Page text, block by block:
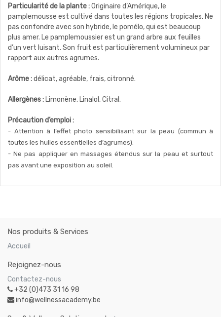
Particularité de la plante :Originaire d’Amérique, le
pamplemousse est cultivé dans toutes les régions tropicales. Ne
pas confondre avec son hybride, le pomélo, qui est beaucoup
plus amer. Le pamplemoussier est un grand arbre aux feuilles
d’un vert luisant. Son fruit est particulièrement volumineux par
rapport aux autres agrumes.
Arôme :délicat, agréable, frais, citronné.
Allergènes : Limonène, Linalol, Citral.
Précaution d’emploi :
- Attention à l’effet photo sensibilisant sur la peau (commun à
toutes les huiles essentielles d’agrumes).
- Ne pas appliquer en massages étendus sur la peau et surtout
pas avant une exposition au soleil.
Nos produits & Services
Accueil
Rejoignez-nous
Contactez-nous
+32 (0)473 31 16 98
info@wellnessacademy.be